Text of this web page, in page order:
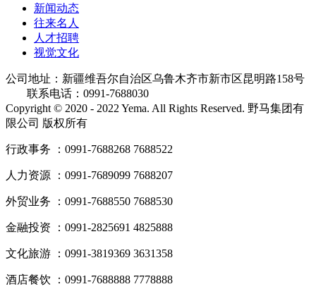
新闻动态
往来名人
人才招聘
视觉文化
公司地址：新疆维吾尔自治区乌鲁木齐市新市区昆明路158号
联系电话：0991-7688030
Copyright © 2020 - 2022 Yema. All Rights Reserved. 野马集团有
限公司 版权所有
行政事务 ：0991-7688268 7688522
人力资源 ：0991-7689099 7688207
外贸业务 ：0991-7688550 7688530
金融投资 ：0991-2825691 4825888
文化旅游 ：0991-3819369 3631358
酒店餐饮 ：0991-7688888 7778888